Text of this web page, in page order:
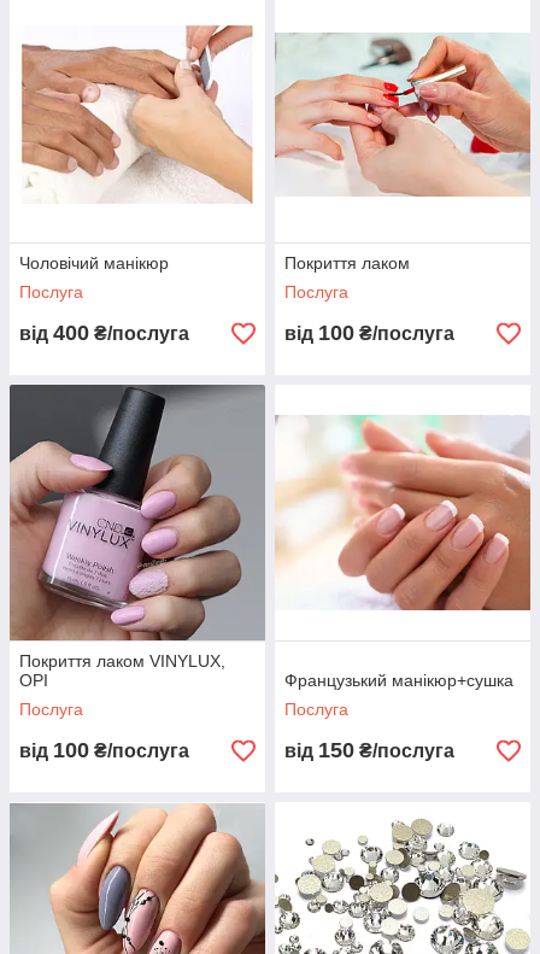
Чоловічий манікюр
Послуга
від 400 ₴/послуга
Покриття лаком
Послуга
від 100 ₴/послуга
Покриття лаком VINYLUX,
OPI
Послуга
від 100 ₴/послуга
Французький манікюр+сушка
Послуга
від 150 ₴/послуга